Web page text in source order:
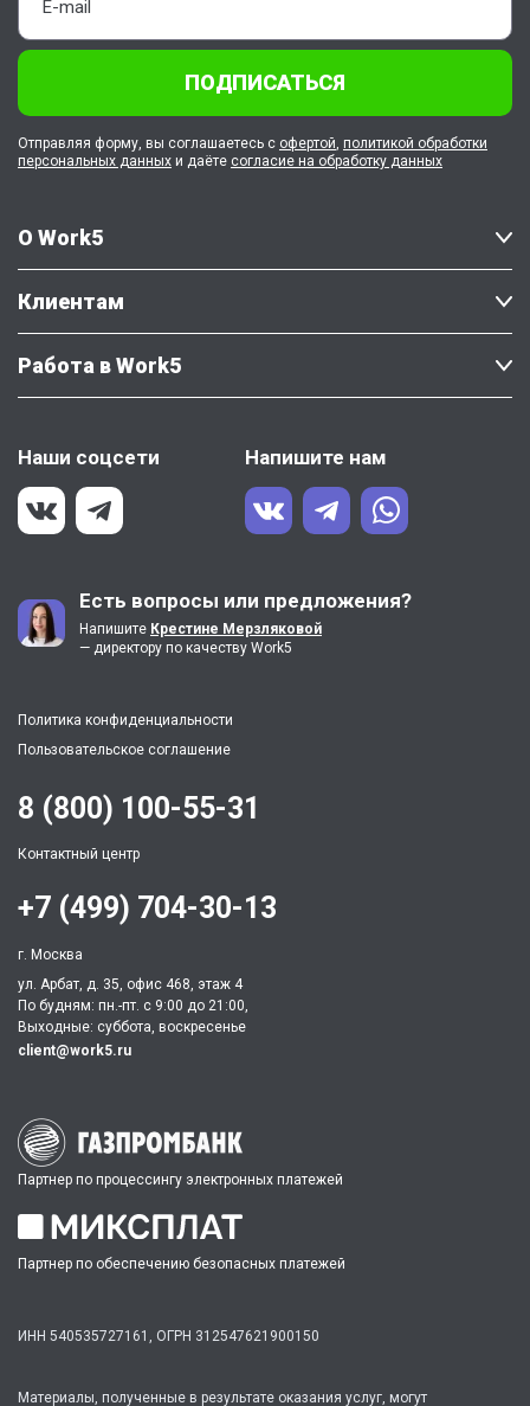
О Work5
Клиентам
Работа в Work5
Наши соцсети Напишите нам
Есть вопросы или предложения?
Напишите Крестине Мерзляковой
— директору по качеству Work5
Политика конфиденциальности
Пользовательское соглашение
ПОДПИСАТЬСЯ
Отправляя форму, вы соглашаетесь с офертой, политикой обработки
персональных данных и даёте согласие на обработку данных
Партнер по процессингу электронных платежей
Партнер по обеспечению безопасных платежей
ИНН 540535727161, ОГРН 312547621900150
8 (800) 100-55-31
Контактный центр
+7 (499) 704-30-13
г. Москва
ул. Арбат, д. 35, офис 468, этаж 4
По будням: пн.-пт. c 9:00 до 21:00,
Выходные: суббота, воскресенье
client@work5.ru
Материалы, полученные в результате оказания услуг, могут